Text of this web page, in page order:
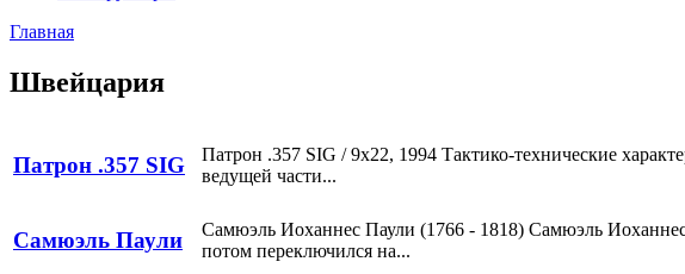
Главная
Швейцария
Патрон .357 SIG
Патрон .357 SIG / 9x22, 1994 Тактико-технические
ведущей части...
Самюэль Паули
Самюэль Иоханнес Паули (1766 - 1818) Самюэль
потом переключился на...